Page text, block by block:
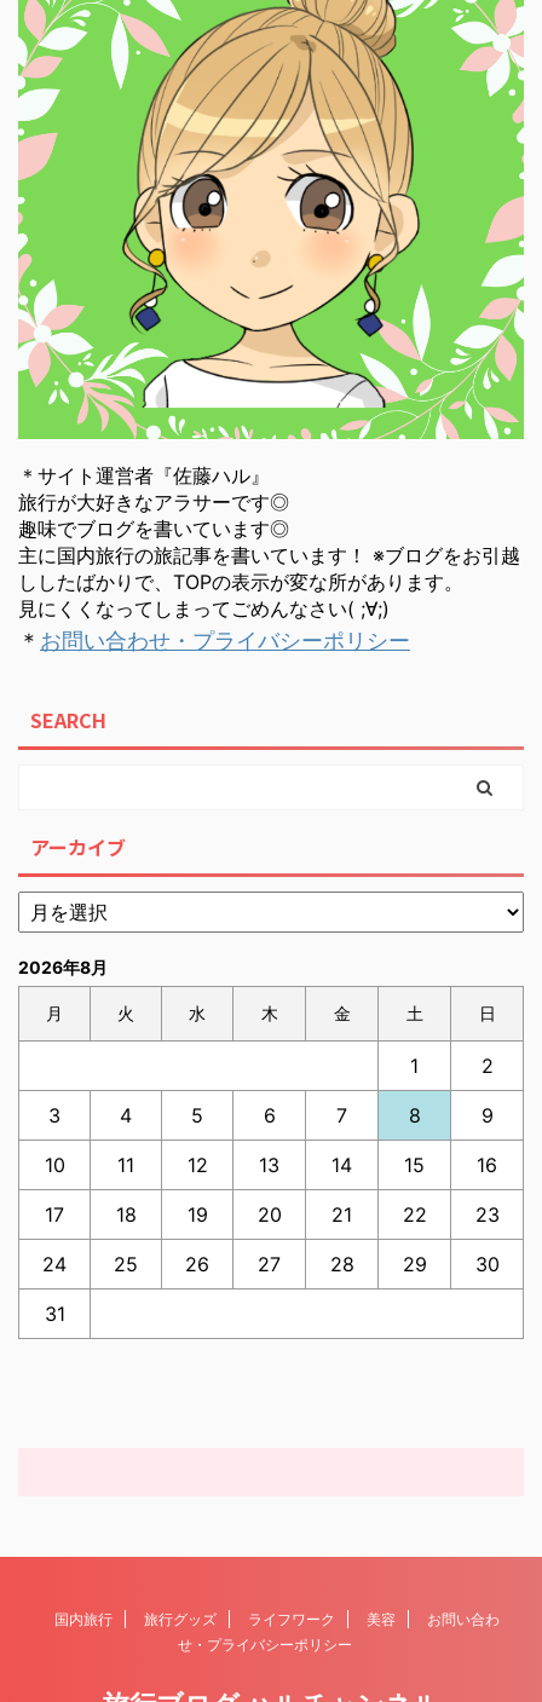
＊サイト運営者『佐藤ハル』
旅行が大好きなアラサーです◎
趣味でブログを書いています◎
主に国内旅行の旅記事を書いています！ ※ブログをお引越
ししたばかりで、TOPの表示が変な所があります。
見にくくなってしまってごめんなさい( ;∀;)
＊ お問い合わせ・プライバシーポリシー
SEARCH
アーカイブ
2026年8月
月 火 水 木 金 土 日
1 2
3 4 5 6 7 8 9
10 11 12 13 14 15 16
17 18 19 20 21 22 23
24 25 26 27 28 29 30
31
国内旅行 旅行グッズ ライフワーク 美容
お問い合わ
せ・プライバシーポリシー